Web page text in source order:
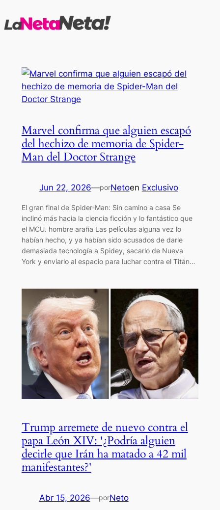
al
Marvel confirma que alguien escapó
del hechizo de memoria de Spider-
Man del Doctor Strange
Jun 22, 2026—porNetoen Exclusivo
El gran final de Spider-Man: Sin camino a casa Se
inclinó más hacia la ciencia ficción y lo fantástico que
el MCU. hombre araña Las películas alguna vez lo
habían hecho, y ya habían sido acusados ​​de darle
demasiada tecnología a Spidey, sacarlo de Nueva
York y enviarlo al espacio para luchar contra el Titán…
Trump arremete de nuevo contra el
papa León XIV: '¿Podría alguien
decirle que Irán ha matado a 42 mil
manifestantes?'
Abr 15, 2026—porNeto